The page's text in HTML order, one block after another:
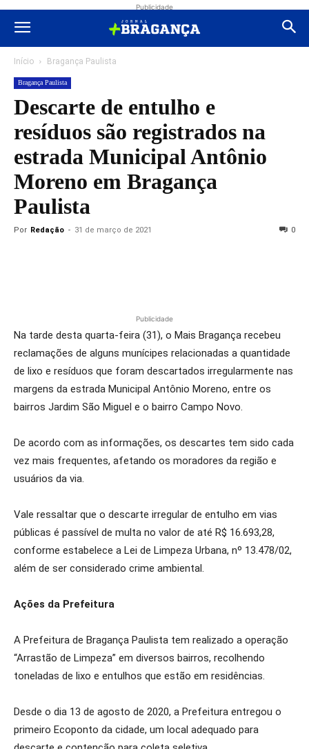
Publicidade
Início Bragança Paulista
Bragança Paulista
Descarte de entulho e
resíduos são registrados na
estrada Municipal Antônio
Moreno em Bragança
Paulista
Por Redação - 31 de março de 2021 0
Publicidade
Na tarde desta quarta-feira (31), o Mais Bragança recebeu
reclamações de alguns munícipes relacionadas a quantidade
de lixo e resíduos que foram descartados irregularmente nas
margens da estrada Municipal Antônio Moreno, entre os
bairros Jardim São Miguel e o bairro Campo Novo.
De acordo com as informações, os descartes tem sido cada
vez mais frequentes, afetando os moradores da região e
usuários da via.
Vale ressaltar que o descarte irregular de entulho em vias
públicas é passível de multa no valor de até R$ 16.693,28,
conforme estabelece a Lei de Limpeza Urbana, nº 13.478/02,
além de ser considerado crime ambiental.
Ações da Prefeitura
A Prefeitura de Bragança Paulista tem realizado a operação
“Arrastão de Limpeza” em diversos bairros, recolhendo
toneladas de lixo e entulhos que estão em residências.
Desde o dia 13 de agosto de 2020, a Prefeitura entregou o
primeiro Ecoponto da cidade, um local adequado para